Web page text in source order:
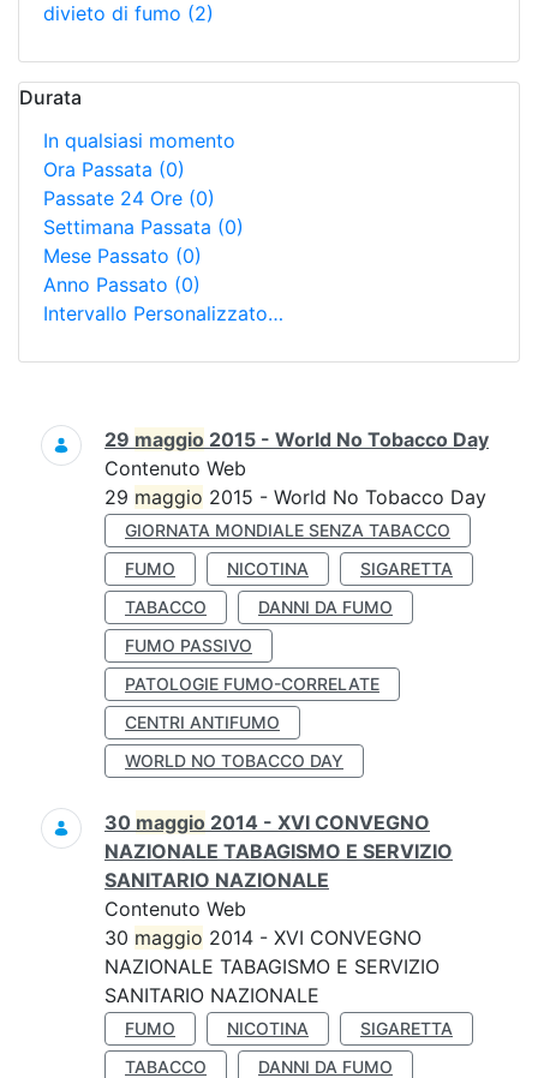
divieto di fumo (2)
Durata
In qualsiasi momento
Ora Passata (0)
Passate 24 Ore (0)
Settimana Passata (0)
Mese Passato (0)
Anno Passato (0)
Intervallo Personalizzato…
Ricerca
29 maggio 2015 - World No Tobacco Day
Contenuto Web
29 maggio 2015 - World No Tobacco Day
GIORNATA MONDIALE SENZA TABACCO
FUMO
NICOTINA
SIGARETTA
TABACCO
DANNI DA FUMO
FUMO PASSIVO
PATOLOGIE FUMO-CORRELATE
CENTRI ANTIFUMO
WORLD NO TOBACCO DAY
30 maggio 2014 - XVI CONVEGNO
NAZIONALE TABAGISMO E SERVIZIO
SANITARIO NAZIONALE
Contenuto Web
30 maggio 2014 - XVI CONVEGNO
NAZIONALE TABAGISMO E SERVIZIO
SANITARIO NAZIONALE
FUMO NICOTINA
SIGARETTA
TABACCO
DANNI DA FUMO